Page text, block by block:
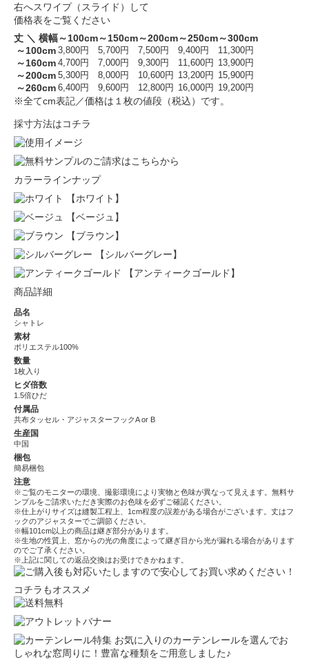
右へスワイプ（スライド）して
価格表をご覧ください
丈 ＼ 横幅～100cm～150cm～200cm～250cm～300cm
～100cm 3,800円 5,700円 7,500円 9,400円 11,300円
～160cm 4,700円 7,000円 9,300円 11,600円 13,900円
～200cm 5,300円 8,000円 10,600円 13,200円 15,900円
～260cm 6,400円 9,600円 12,800円 16,000円 19,200円
※全てcm表記／価格は１枚の値段（税込）です。
採寸方法はコチラ
カラーラインナップ
【ホワイト】
【ベージュ】
【ブラウン】
【シルバーグレー】
【アンティークゴールド】
商品詳細
品名
シャトレ
素材
ポリエステル100%
数量
1枚入り
ヒダ倍数
1.5倍ひだ
付属品
共布タッセル・アジャスターフックA or B
生産国
中国
梱包
簡易梱包
注意
※ご覧のモニターの環境、撮影環境により実物と色味が異なって見えます。無料サ
ンプルをご請求いただき実際のお色味を必ずご確認ください。
※仕上がりサイズは縫製工程上、1cm程度の誤差がある場合がございます。丈はフ
ックのアジャスターでご調節ください。
※幅101cm以上の商品は継ぎ部分があります。
※生地の性質上、窓からの光の角度によって継ぎ目から光が漏れる場合があります
のでご了承ください。
※上記に関しての返品交換はお受けできかねます。
コチラもオススメ
お気に入りのカーテンレールを選んでお
しゃれな窓周りに！豊富な種類をご用意しました♪